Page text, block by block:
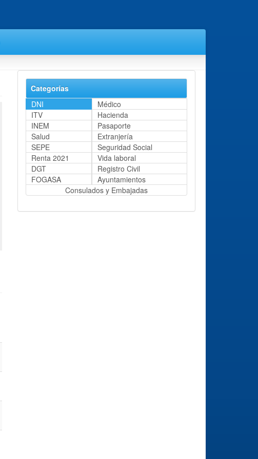
Categorías
DNI
Médico
ITV
Hacienda
INEM
Pasaporte
Salud
Extranjería
SEPE
Seguridad Social
Renta 2021
Vida laboral
DGT
Registro Civil
FOGASA
Ayuntamientos
Consulados y Embajadas